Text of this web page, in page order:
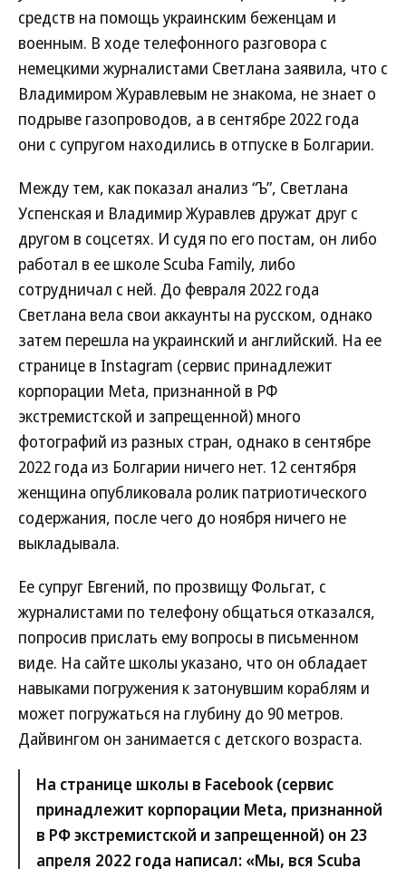
средств на помощь украинским беженцам и
военным. В ходе телефонного разговора с
немецкими журналистами Светлана заявила, что с
Владимиром Журавлевым не знакома, не знает о
подрыве газопроводов, а в сентябре 2022 года
они с супругом находились в отпуске в Болгарии.
Между тем, как показал анализ “Ъ”, Светлана
Успенская и Владимир Журавлев дружат друг с
другом в соцсетях. И судя по его постам, он либо
работал в ее школе Scuba Family, либо
сотрудничал с ней. До февраля 2022 года
Светлана вела свои аккаунты на русском, однако
затем перешла на украинский и английский. На ее
странице в Instagram (сервис принадлежит
корпорации Meta, признанной в РФ
экстремистской и запрещенной) много
фотографий из разных стран, однако в сентябре
2022 года из Болгарии ничего нет. 12 сентября
женщина опубликовала ролик патриотического
содержания, после чего до ноября ничего не
выкладывала.
Ее супруг Евгений, по прозвищу Фольгат, с
журналистами по телефону общаться отказался,
попросив прислать ему вопросы в письменном
виде. На сайте школы указано, что он обладает
навыками погружения к затонувшим кораблям и
может погружаться на глубину до 90 метров.
Дайвингом он занимается с детского возраста.
На странице школы в Facebook (сервис
принадлежит корпорации Meta, признанной
в РФ экстремистской и запрещенной) он 23
апреля 2022 года написал: «Мы, вся Scuba